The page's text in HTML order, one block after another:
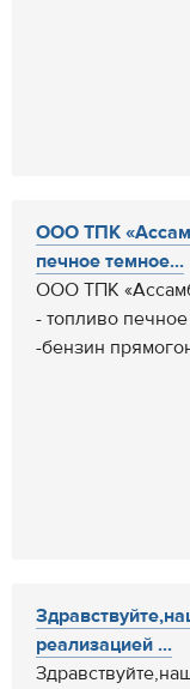
ООО ТПК
печное темное...
ООО ТПК
- топливо
-бензин
реализацией ...